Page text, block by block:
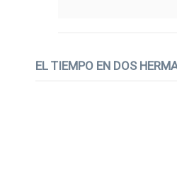
EL TIEMPO EN DOS